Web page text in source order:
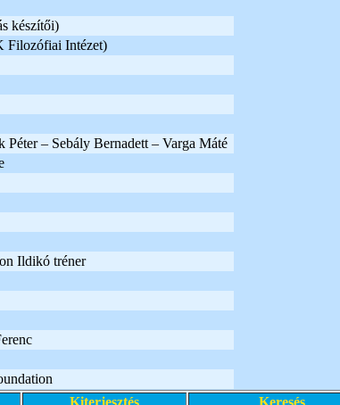
készítői)
Filozófiai Intézet)
Péter – Sebály Bernadett – Varga Máté
Ildikó tréner
Kiterjesztés Keresés